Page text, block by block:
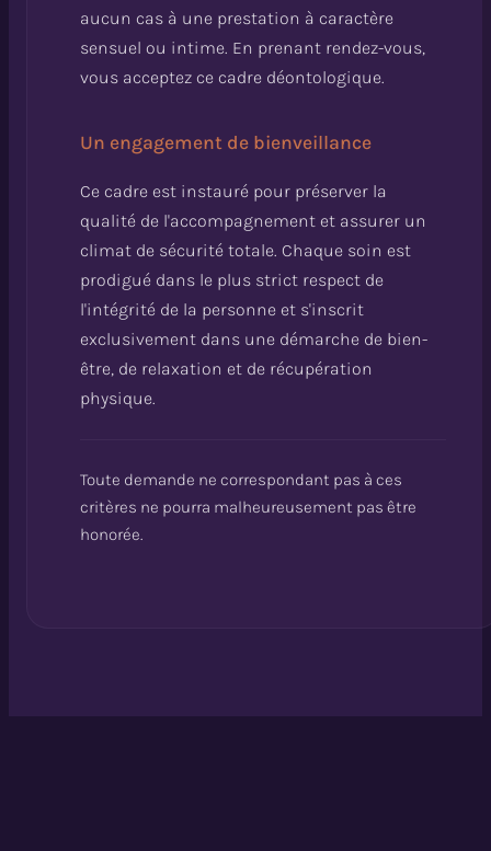
aucun cas à une prestation à caractère
sensuel ou intime. En prenant rendez-vous,
vous acceptez ce cadre déontologique.
Un engagement de bienveillance
Ce cadre est instauré pour préserver la
qualité de l'accompagnement et assurer un
climat de sécurité totale. Chaque soin est
prodigué dans le plus strict respect de
l'intégrité de la personne et s'inscrit
exclusivement dans une démarche de bien-
être, de relaxation et de récupération
physique.
Toute demande ne correspondant pas à ces
critères ne pourra malheureusement pas être
honorée.